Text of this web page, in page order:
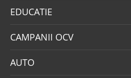
EDUCATIE
CAMPANII OCV
AUTO